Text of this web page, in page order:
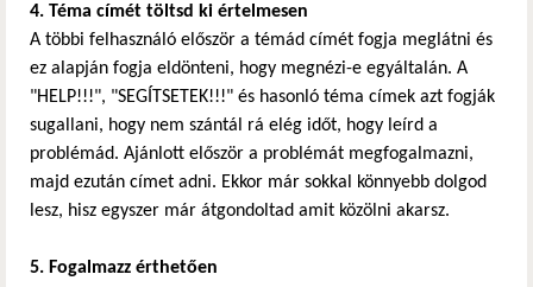
4. Téma címét töltsd ki értelmesen
A többi felhasználó először a témád címét fogja meglátni és
ez alapján fogja eldönteni, hogy megnézi-e egyáltalán. A
"HELP!!!", "SEGÍTSETEK!!!" és hasonló téma címek azt fogják
sugallani, hogy nem szántál rá elég időt, hogy leírd a
problémád. Ajánlott először a problémát megfogalmazni,
majd ezután címet adni. Ekkor már sokkal könnyebb dolgod
lesz, hisz egyszer már átgondoltad amit közölni akarsz.
5. Fogalmazz érthetően